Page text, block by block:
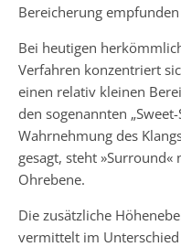
Bereicherung
Bei heutigen
Verfahren konzentriert
einen relativ kleinen
den sogenannten
Wahrnehmung des
gesagt, steht
Ohrebene.
Die zusätzliche
vermittelt im